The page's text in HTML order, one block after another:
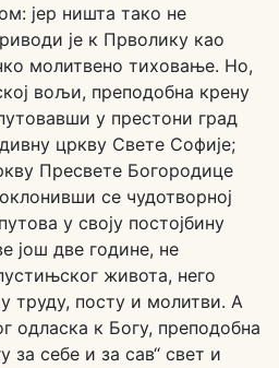
јер ништа тако не
је к Прволику као
молитвено тиховање. Но,
вољи, преподобна крену
у престони град
цркву Свете Софије;
Пресвете Богородице
се чудотворној
у своју постојбину
још две године, не
живота, него
труду, посту и молитви. А
одласка к Богу, преподобна
за себе и за сав“ свет и